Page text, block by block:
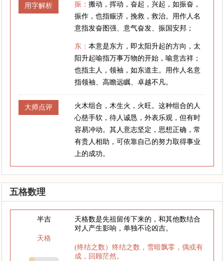
用字解析 振：搬动，挥动，奋起，兴起，如振奋，
振作，也指赈济，挽救，救治。用作人名
意指发奋图强、意气奋发、振国安邦；
东：本意是东方，即太阳升起的方向，太
阳升起喻指万事万物的开始，喻意吉祥；
也指主人，领袖，如东道主。用作人名意
指领袖、高瞻远瞩、卓越不凡。
大师点评
火木组合，木生火，火旺。这种组合的人
心慈手软，待人诚恳，外表乐观，但有时
容易冲动。其人意志坚定，思想正确，常
有贵人相助，可依靠自己的努力取得事业
上的成功。
五格数理
半吉
天格
天格数是先祖留传下来的，和其他数结合
对人产生影响，单独不论凶吉。
(终结之数）终结之数，雪暗飘零，偶或有
成，回顾茫然。